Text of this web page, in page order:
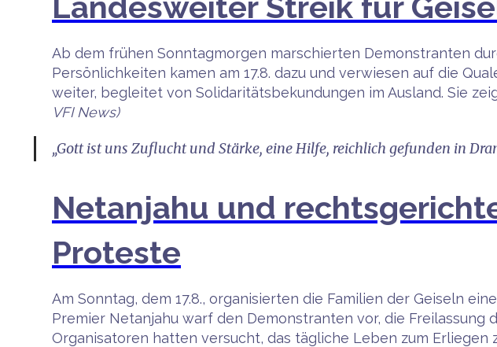
Ab dem frühen Sonntagmorgen marschierten Demonstranten
Persönlichkeiten kamen am 17.8. dazu und verwiesen auf die
weiter, begleitet von Solidaritätsbekundungen im Ausland. Sie
VFI News)
„Gott ist uns Zuflucht und Stärke, eine Hilfe, reichlich gefunden in
Netanjahu und
Proteste
Am Sonntag, dem 17.8., organisierten die Familien der Geiseln
Premier Netanjahu warf den Demonstranten vor, die
Organisatoren hatten versucht, das tägliche Leben zum